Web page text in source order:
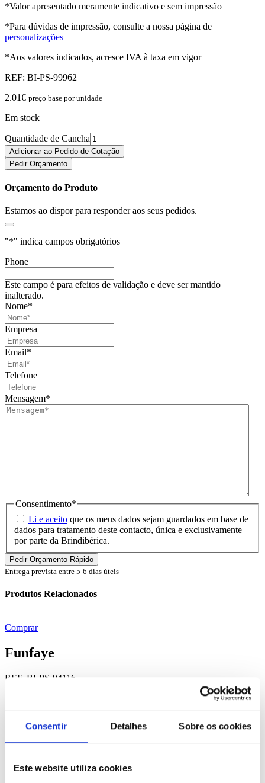
Consentir Detalhes Sobre os cookies
Este website utiliza cookies
*Valor apresentado meramente indicativo e sem impressão
*Para dúvidas de impressão, consulte a nossa página de
personalizações
*Aos valores indicados, acresce IVA à taxa em vigor
REF: BI-PS-99962
2.01€ preço base por unidade
Em stock
Quantidade de Cancha
Adicionar ao Pedido de Cotação
Pedir Orçamento
Orçamento do Produto
Estamos ao dispor para responder aos seus pedidos.
"*" indica campos obrigatórios
Phone
Este campo é para efeitos de validação e deve ser mantido
inalterado.
Nome*
Empresa
Email*
Telefone
Mensagem*
Consentimento*
Li e aceito que os meus dados sejam guardados em base de
dados para tratamento deste contacto, única e exclusivamente
por parte da Brindibérica.
Entrega prevista entre 5-6 dias úteis
Produtos Relacionados
Comprar
Funfaye
REF. BI-PS-94116
Comprar